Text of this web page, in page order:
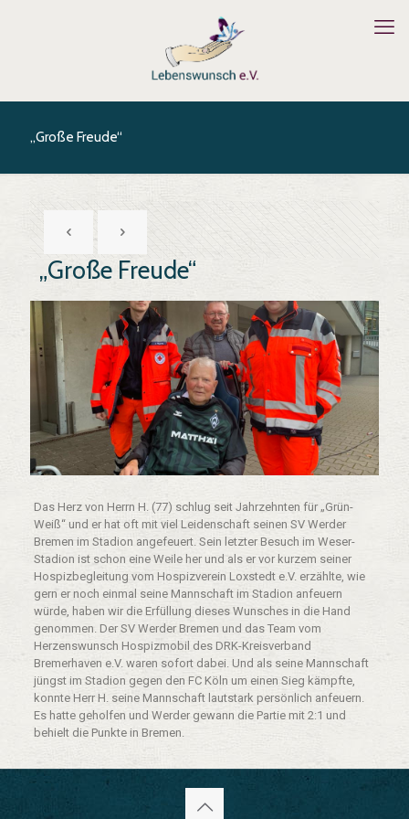
„Große Freude“
„Große Freude“
Das Herz von Herrn H. (77) schlug seit Jahrzehnten für „Grün-
Weiß“ und er hat oft mit viel Leidenschaft seinen SV Werder
Bremen im Stadion angefeuert. Sein letzter Besuch im Weser-
Stadion ist schon eine Weile her und als er vor kurzem seiner
Hospizbegleitung vom Hospizverein Loxstedt e.V. erzählte, wie
gern er noch einmal seine Mannschaft im Stadion anfeuern
würde, haben wir die Erfüllung dieses Wunsches in die Hand
genommen. Der SV Werder Bremen und das Team vom
Herzenswunsch Hospizmobil des DRK-Kreisverband
Bremerhaven e.V. waren sofort dabei. Und als seine Mannschaft
jüngst im Stadion gegen den FC Köln um einen Sieg kämpfte,
konnte Herr H. seine Mannschaft lautstark persönlich anfeuern.
Es hatte geholfen und Werder gewann die Partie mit 2:1 und
behielt die Punkte in Bremen.